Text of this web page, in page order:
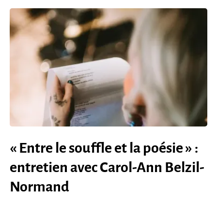
« Entre le souffle et la poésie » :
entretien avec Carol-Ann Belzil-
Normand